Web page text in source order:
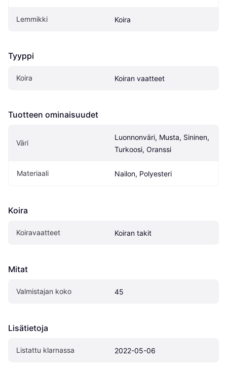
Lemmikki Koira
Tyyppi
Koira Koiran vaatteet
Tuotteen ominaisuudet
Väri
Luonnonväri, Musta, Sininen,
Turkoosi, Oranssi
Materiaali Nailon, Polyesteri
Koira
Koiravaatteet Koiran takit
Mitat
Valmistajan koko 45
Lisätietoja
Listattu klarnassa 2022-05-06